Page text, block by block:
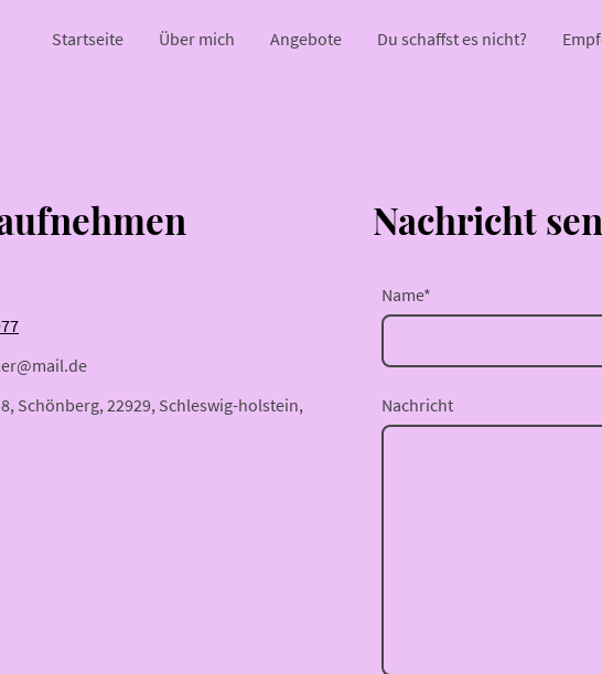
Startseite Über mich Angebote Du schaffst es nicht?
Schönberg, 22929, Schleswig-holstein,
Nachricht
Name*
Nachricht